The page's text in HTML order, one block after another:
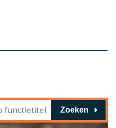
Zoeken